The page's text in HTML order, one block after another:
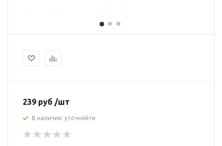
239 руб /шт
В наличии: уточняйте